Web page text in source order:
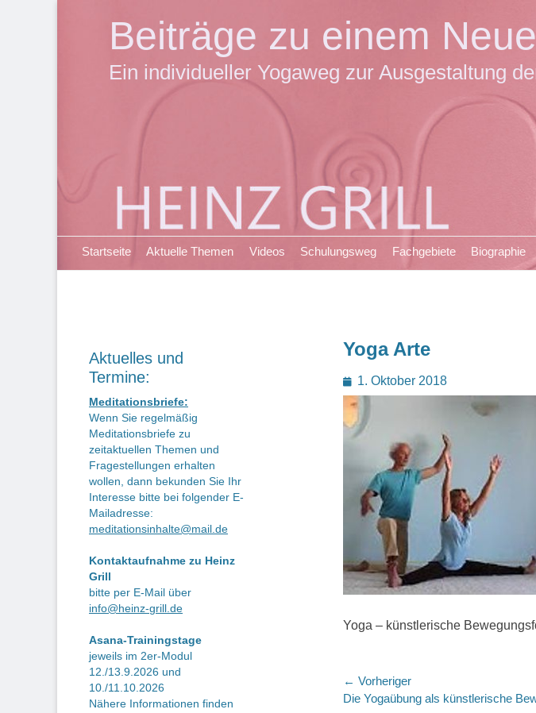
Beiträge zu einem
Ein individueller Yogaweg zur Ausgestaltung
Primäres Menü
ZumStartseite Aktuelle Themen Videos Schulungsweg Fachgebiete Biographie
Yoga Arte
Posted
on
1. Oktober 2018
Yoga – künstlerische
Beitragsnavigation
← Vorheriger
Vorheriger
Die Yogaübung als künstlerische
Aktuelles und
Termine:
Meditationsbriefe:
Wenn Sie regelmäßig
Meditationsbriefe zu
zeitaktuellen Themen und
Fragestellungen erhalten
wollen, dann bekunden Sie Ihr
Interesse bitte bei folgender E-
Mailadresse:
meditationsinhalte@mail.de
Kontaktaufnahme zu Heinz
Grill
bitte per E-Mail über
info@heinz-grill.de
Asana-Trainingstage
jeweils im 2er-Modul
12./13.9.2026 und
10./11.10.2026
Nähere Informationen finden